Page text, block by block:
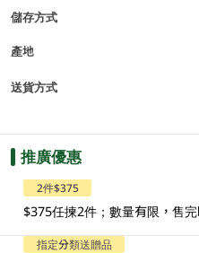
儲存方式
產地
送貨方式
推廣優惠
2件$375
$375任揀2件；數量有限，售
指定分類送贈品